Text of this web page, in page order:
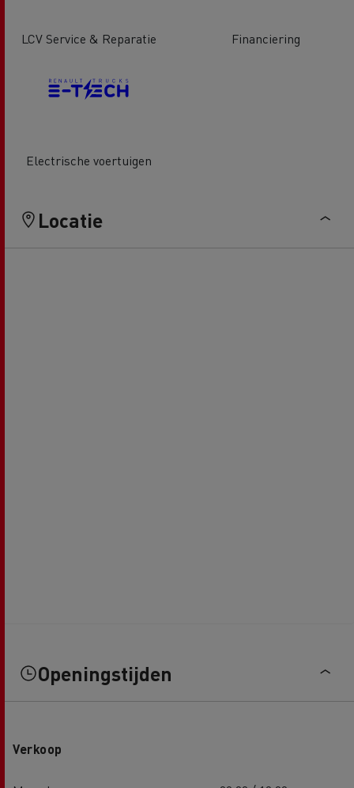
LCV Service & Reparatie Financiering
Electrische voertuigen
Locatie
Openingstijden
Verkoop